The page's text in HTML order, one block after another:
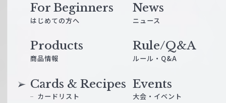
For Beginners
はじめての方へ
News
ニュース
Products
商品情報
Cards & Recipes
カードリスト
Events
大会・イベント
Rule/Q&A
ルール・Q&A